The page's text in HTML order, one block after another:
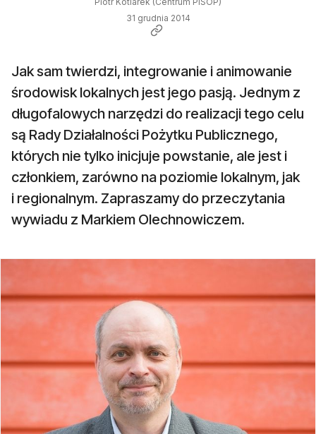
31 grudnia 2014
Jak sam twierdzi, integrowanie i animowanie
środowisk lokalnych jest jego pasją. Jednym z
długofalowych narzędzi do realizacji tego celu
są Rady Działalności Pożytku Publicznego,
których nie tylko inicjuje powstanie, ale jest i
członkiem, zarówno na poziomie lokalnym, jak
i regionalnym. Zapraszamy do przeczytania
wywiadu z Markiem Olechnowiczem.